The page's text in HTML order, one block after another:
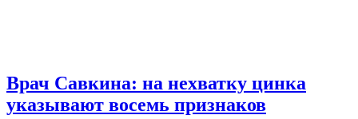
Врач Савкина: на нехватку цинка
указывают восемь признаков